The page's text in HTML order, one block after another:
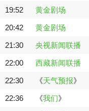
19:52 黄金剧场
20:42 黄金剧场
21:30 央视新闻联播
22:00 西藏新闻联播
22:30 《天气预报》
22:36 《我们》